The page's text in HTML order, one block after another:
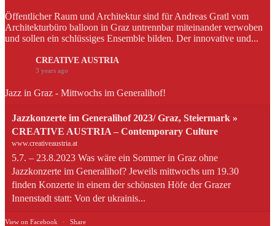
Öffentlicher Raum und Architektur sind für Andreas Gratl vom
Architekturbüro balloon in Graz untrennbar miteinander verwoben
und sollen ein schlüssiges Ensemble bilden. Der innovative und...
CREATIVE AUSTRIA
3 years ago
Jazz in Graz - Mittwochs im Generalihof!
Jazzkonzerte im Generalihof 2023/ Graz, Steiermark »
CREATIVE AUSTRIA – Contemporary Culture
www.creativeaustria.at
5.7. – 23.8.2023 Was wäre ein Sommer in Graz ohne
Jazzkonzerte im Generalihof? Jeweils mittwochs um 19.30
finden Konzerte in einem der schönsten Höfe der Grazer
Innenstadt statt: Von der ukrainis...
View on Facebook · Share